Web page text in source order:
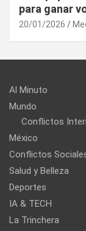
UE puede
20/01/2026
Al Minuto
Mundo
Conflictos
México
Conflictos
Salud y Belleza
Deportes
IA & TECH
La Trinchera